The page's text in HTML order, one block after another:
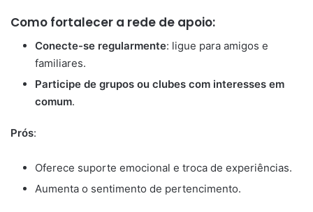
Como fortalecer a rede de apoio:
Conecte-se regularmente: ligue para amigos e
familiares.
Participe de grupos ou clubes com interesses em
comum.
Prós:
Oferece suporte emocional e troca de experiências.
Aumenta o sentimento de pertencimento.